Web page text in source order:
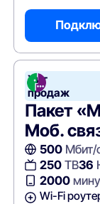
Хит
продаж
Пакет
Моб.
500Мбит/
250ТВ36
2000
Wi-Fi